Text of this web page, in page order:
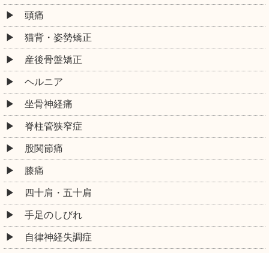
頭痛
猫背・姿勢矯正
産後骨盤矯正
ヘルニア
坐骨神経痛
脊柱管狭窄症
股関節痛
膝痛
四十肩・五十肩
手足のしびれ
自律神経失調症